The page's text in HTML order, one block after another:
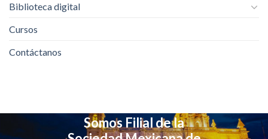
Biblioteca digital
Cursos
Contáctanos
Somos Filial de la